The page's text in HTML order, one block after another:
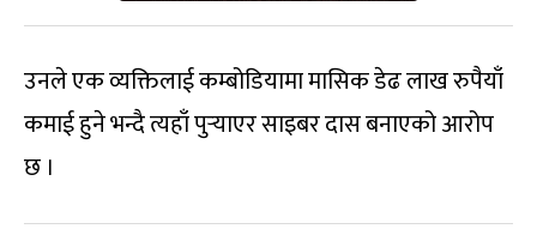
उनले एक व्यक्तिलाई कम्बोडियामा मासिक डेढ लाख रुपैयाँ
कमाई हुने भन्दै त्यहाँ पुर्‍याएर साइबर दास बनाएको आरोप
छ ।